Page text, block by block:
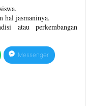
hal jasmaninya.
atau perkembangan
Messenger